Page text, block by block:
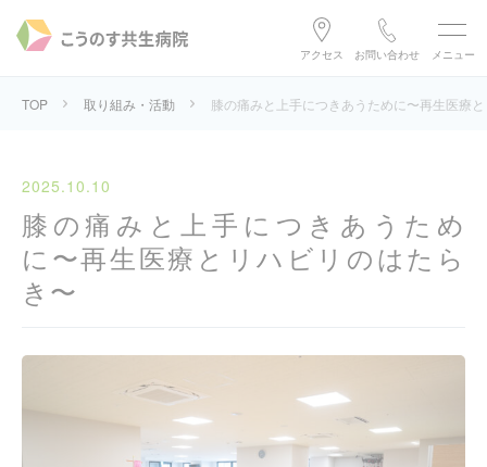
アクセス お問い合わせ メニュー
TOP 取り組み・活動 膝の痛みと上手につきあうために〜再生医療
2025.10.10
膝の痛みと上手につきあうため
に〜再生医療とリハビリのはたら
き〜